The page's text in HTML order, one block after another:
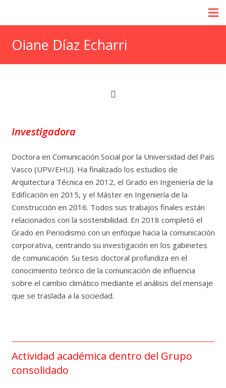
Oiane Díaz Echarri
Investigadora
Doctora en Comunicación Social por la Universidad del País
Vasco (UPV/EHU). Ha finalizado los estudios de
Arquitectura Técnica en 2012, el Grado en Ingeniería de la
Edificación en 2015, y el Máster en Ingeniería de la
Construcción en 2016. Todos sus trabajos finales están
relacionados con la sostenibilidad. En 2018 completó el
Grado en Periodismo con un enfoque hacia la comunicación
corporativa, centrando su investigación en los gabinetes
de comunicación. Su tesis doctoral profundiza en el
conocimiento teórico de la comunicación de influencia
sobre el cambio climático mediante el análisis del mensaje
que se traslada a la sociedad.
Actividad académica dentro del Grupo
consolidado